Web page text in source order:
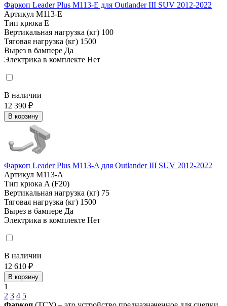
Фаркоп Leader Plus M113-E для Outlander III SUV 2012-2022
Артикул M113-E
Тип крюка E
Вертикальная нагрузка (кг) 100
Тяговая нагрузка (кг) 1500
Вырез в бампере Да
Электрика в комплекте Нет
В наличии
12 390 ₽
В корзину
Фаркоп Leader Plus M113-A для Outlander III SUV 2012-2022
Артикул M113-A
Тип крюка A (F20)
Вертикальная нагрузка (кг) 75
Тяговая нагрузка (кг) 1500
Вырез в бампере Да
Электрика в комплекте Нет
В наличии
12 610 ₽
В корзину
1
2 3 4 5